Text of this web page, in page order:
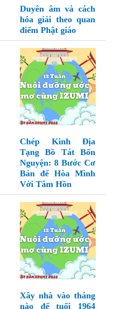
Duyên âm và cách
hóa giải theo quan
điểm Phật giáo
Chép Kinh Địa
Tạng Bồ Tát Bổn
Nguyện: 8 Bước Cơ
Bản để Hòa Mình
Với Tâm Hồn
Xây nhà vào tháng
nào để tuổi 1964